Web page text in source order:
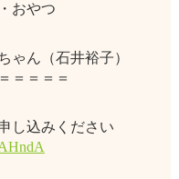
おやつ
ん（石井裕子）
＝＝＝＝
し込みください